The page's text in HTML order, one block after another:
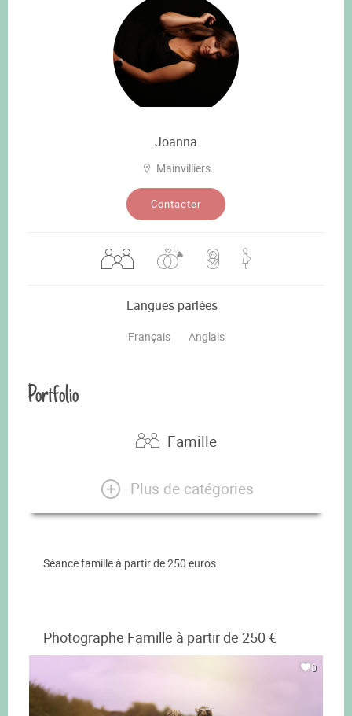
Joanna
Mainvilliers
Contacter
Langues parlées
Français Anglais
Portfolio
Famille
Plus de catégories
Séance famille à partir de 250 euros.
Photographe Famille à partir de 250 €
0